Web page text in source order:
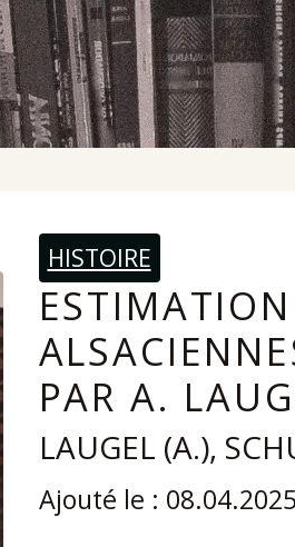
HISTOIRE
PAR A.
LAUGEL (A.),
Ajouté le :